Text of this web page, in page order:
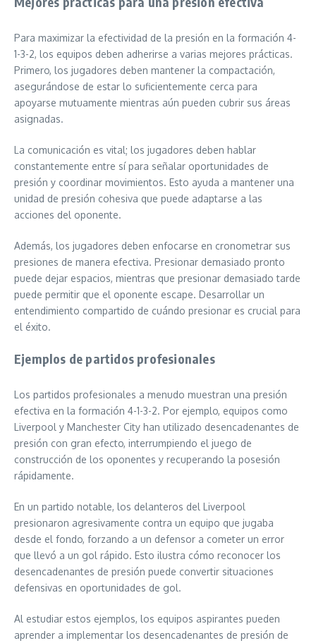
Para maximizar la efectividad de la presión en la formación 4-
1-3-2, los equipos deben adherirse a varias mejores prácticas.
Primero, los jugadores deben mantener la compactación,
asegurándose de estar lo suficientemente cerca para
apoyarse mutuamente mientras aún pueden cubrir sus áreas
asignadas.
La comunicación es vital; los jugadores deben hablar
constantemente entre sí para señalar oportunidades de
presión y coordinar movimientos. Esto ayuda a mantener una
unidad de presión cohesiva que puede adaptarse a las
acciones del oponente.
Además, los jugadores deben enfocarse en cronometrar sus
presiones de manera efectiva. Presionar demasiado pronto
puede dejar espacios, mientras que presionar demasiado tarde
puede permitir que el oponente escape. Desarrollar un
entendimiento compartido de cuándo presionar es crucial para
el éxito.
Ejemplos de partidos profesionales
Los partidos profesionales a menudo muestran una presión
efectiva en la formación 4-1-3-2. Por ejemplo, equipos como
Liverpool y Manchester City han utilizado desencadenantes de
presión con gran efecto, interrumpiendo el juego de
construcción de los oponentes y recuperando la posesión
rápidamente.
En un partido notable, los delanteros del Liverpool
presionaron agresivamente contra un equipo que jugaba
desde el fondo, forzando a un defensor a cometer un error
que llevó a un gol rápido. Esto ilustra cómo reconocer los
desencadenantes de presión puede convertir situaciones
defensivas en oportunidades de gol.
Al estudiar estos ejemplos, los equipos aspirantes pueden
aprender a implementar los desencadenantes de presión de